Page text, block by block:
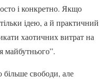
і конкретно. Якщо
ідею, а й практичний
хаотичних витрат на
майбутнього”.
більше свободи, але